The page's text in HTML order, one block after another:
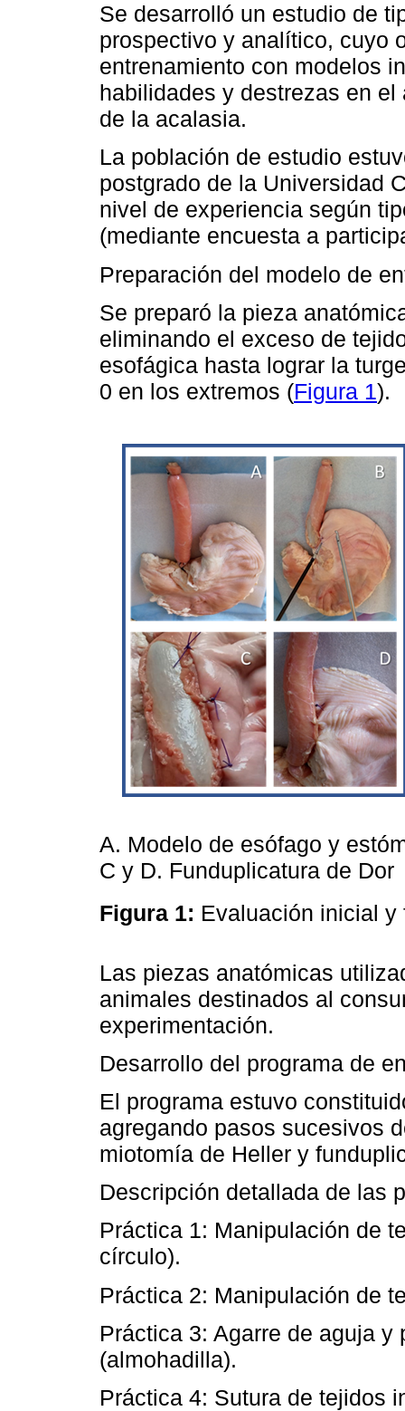
Se desarrolló un estudio de
prospectivo y analítico, cuyo
entrenamiento con modelos
habilidades y destrezas en
de la acalasia.
La población de estudio
postgrado de la Universidad
nivel de experiencia según
(mediante encuesta a
Preparación del modelo de
Se preparó la pieza
eliminando el exceso de
esofágica hasta lograr la
0 en los extremos (Figura 1).
A. Modelo de esófago y
C y D. Funduplicatura de Dor
Figura 1: Evaluación inicial
Las piezas anatómicas
animales destinados al
experimentación.
Desarrollo del programa de
El programa estuvo
agregando pasos sucesivos
miotomía de Heller y
Descripción detallada de las
Práctica 1: Manipulación de
círculo).
Práctica 2: Manipulación de
Práctica 3: Agarre de aguja
(almohadilla).
Práctica 4: Sutura de tejidos